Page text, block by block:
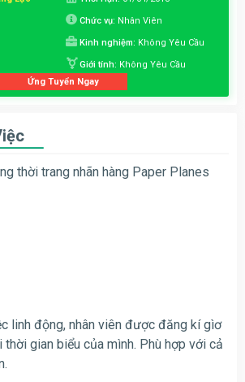
Chức vụ: Nhân Viên
Kinh nghiệm: Không Yêu Cầu
Giới tính: Không Yêu Cầu
Ứng Tuyển Ngay
thời trang nhãn hàng Paper Planes
linh động, nhân viên được đăng kí gìơ
thời gian biểu của mình. Phù hợp với cả